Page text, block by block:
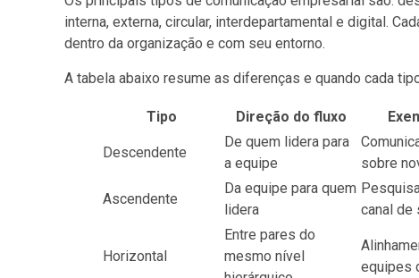
interna, externa, circular, interdepartamental e digital.
dentro da organização e com seu entorno.
A tabela abaixo resume as diferenças e quando cada
Tipo Direção do fluxo
Descendente
De quem lidera para
a equipe
sobre
Ascendente
Da equipe para quem
lidera
canal de
Horizontal
Entre pares do
mesmo nível
equipes